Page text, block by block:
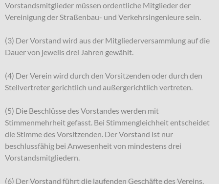
Vorstandsmitglieder müssen ordentliche Mitglieder der
Vereinigung der Straßenbau- und Verkehrsingenieure sein.
(3) Der Vorstand wird aus der Mitgliederversammlung auf die
Dauer von jeweils drei Jahren gewählt.
(4) Der Verein wird durch den Vorsitzenden oder durch den
Stellvertreter gerichtlich und außergerichtlich vertreten.
(5) Die Beschlüsse des Vorstandes werden mit
Stimmenmehrheit gefasst. Bei Stimmengleichheit entscheidet
die Stimme des Vorsitzenden. Der Vorstand ist nur
beschlussfähig bei Anwesenheit von mindestens drei
Vorstandsmitgliedern.
(6) Der Vorstand führt die laufenden Geschäfte des Vereins.